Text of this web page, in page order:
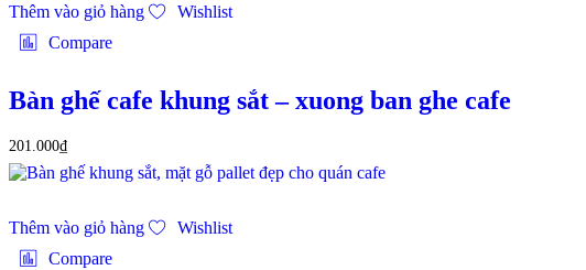
Thêm vào giỏ hàng
Wishlist
Compare
Bàn ghế cafe khung sắt – xuong ban ghe cafe
201.000₫
Thêm vào giỏ hàng
Wishlist
Compare